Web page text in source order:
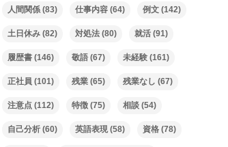
人間関係 (83) 仕事内容 (64) 例文 (142)
土日休み (82) 対処法 (80) 就活 (91)
履歴書 (146) 敬語 (67) 未経験 (161)
正社員 (101) 残業 (65) 残業なし (67)
注意点 (112) 特徴 (75) 相談 (54)
自己分析 (60) 英語表現(58) 資格 (78)